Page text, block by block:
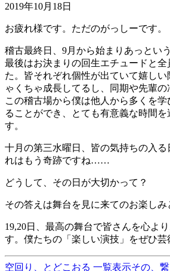
2019年10月18日
お疲れ様です。ただのがっしーです。
稽古最終日、9月から始まりあっとい
最後はお決まりの回生エチュードと
た。皆それぞれ個性が出ていて嬉し
ゃくちゃ成長してるし、同期や先輩の
この稽古場から僕は他人から多くを
ることができ、とても有意義な時間を
す。
十月の第三水曜日、皆の気持ちの入る
れはもう奇跡ですね……
どうして、その日が大切かって？
その答えは舞台を見に来てのお楽し
19,20日、最高の舞台で皆さんを心よ
す。僕たちの「楽しい演技」をぜひ芸
空回り、とどこおる 一覧表示その、